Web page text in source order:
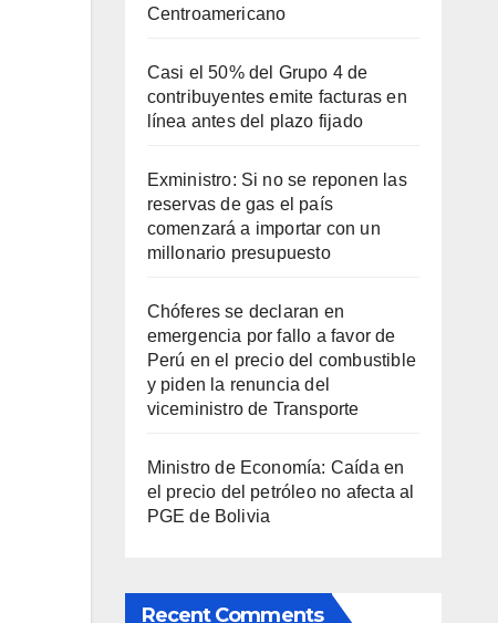
Centroamericano
Casi el 50% del Grupo 4 de
contribuyentes emite facturas en
línea antes del plazo fijado
Exministro: Si no se reponen las
reservas de gas el país
comenzará a importar con un
millonario presupuesto
Chóferes se declaran en
emergencia por fallo a favor de
Perú en el precio del combustible
y piden la renuncia del
viceministro de Transporte
Ministro de Economía: Caída en
el precio del petróleo no afecta al
PGE de Bolivia
Recent Comments